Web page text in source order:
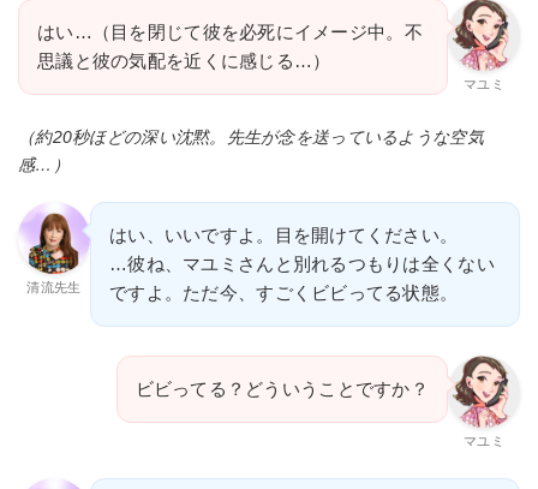
マユミ
はい…（目を閉じて彼を必死にイメージ中。不
思議と彼の気配を近くに感じる…）
（約20秒ほどの深い沈黙。先生が念を送っているような空気
感…）
清流先生
はい、いいですよ。目を開けてください。
…彼ね、マユミさんと別れるつもりは全くない
ですよ。ただ今、すごくビビってる状態。
マユミ
ビビってる？どういうことですか？